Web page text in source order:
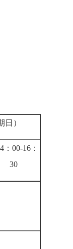
日）
：00-16：
30